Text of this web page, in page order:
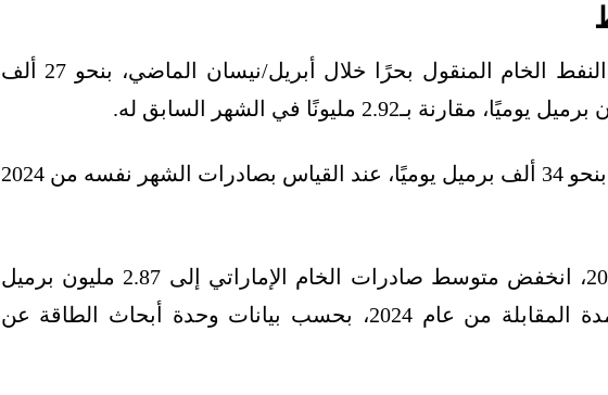
من النفط الخام المنقول بحرًا خلال أبريل/نيسان الماضي، بنحو 27 ألف
كما تراجعت الصادرات الإماراتية بنحو 34 ألف برميل يوميًا، عند القياس بصادرات الشهر نفسه من 2024
وخلال الأشهر الـ4 الأولى من 2024، انخفض متوسط صادرات الخام الإماراتي إلى 2.87 مليون برميل
يوميًا، مقابل 2.96 مليونًا في المدة المقابلة من عام 2024، بحسب بيانات وحدة أبحاث الطاقة عن